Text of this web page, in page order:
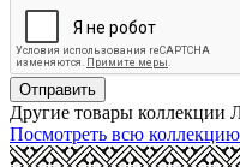
Отправить
Другие товары коллекции
Посмотреть всю коллекцию